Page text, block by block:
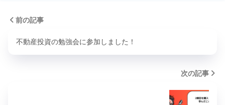
前の記事
不動産投資の勉強会に参加しました！
次の記事